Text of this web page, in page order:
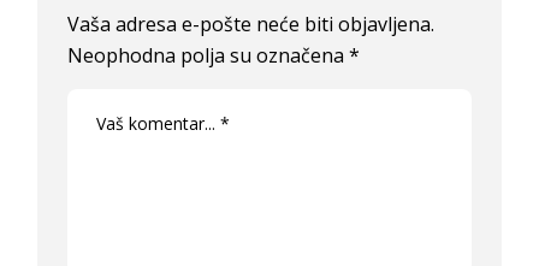
Vaša adresa e-pošte neće biti objavljena.
Neophodna polja su označena*